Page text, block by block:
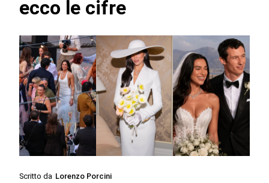
ecco le cifre
Scritto da Lorenzo Porcini